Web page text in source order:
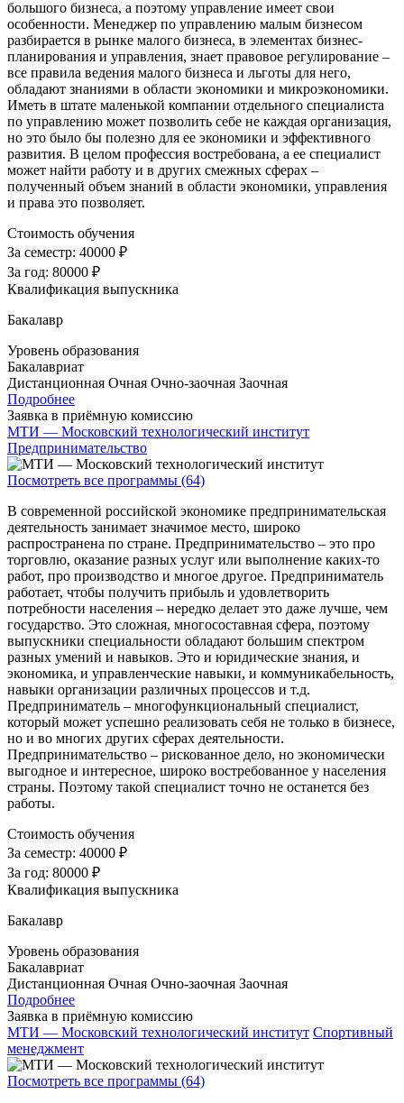
большого бизнеса, а поэтому управление имеет свои
особенности. Менеджер по управлению малым бизнесом
разбирается в рынке малого бизнеса, в элементах бизнес-
планирования и управления, знает правовое регулирование –
все правила ведения малого бизнеса и льготы для него,
обладают знаниями в области экономики и микроэкономики.
Иметь в штате маленькой компании отдельного специалиста
по управлению может позволить себе не каждая организация,
но это было бы полезно для ее экономики и эффективного
развития. В целом профессия востребована, а ее специалист
может найти работу и в других смежных сферах –
полученный объем знаний в области экономики, управления
и права это позволяет.
Стоимость обучения
За семестр: 40000 ₽
За год: 80000 ₽
Квалификация выпускника
Бакалавр
Уровень образования
Бакалавриат
Дистанционная Очная Очно-заочная Заочная
Подробнее
Заявка в приёмную комиссию
МТИ — Московский технологический институт
Предпринимательство
Посмотреть все программы (64)
В современной российской экономике предпринимательская
деятельность занимает значимое место, широко
распространена по стране. Предпринимательство – это про
торговлю, оказание разных услуг или выполнение каких-то
работ, про производство и многое другое. Предприниматель
работает, чтобы получить прибыль и удовлетворить
потребности населения – нередко делает это даже лучше, чем
государство. Это сложная, многосоставная сфера, поэтому
выпускники специальности обладают большим спектром
разных умений и навыков. Это и юридические знания, и
экономика, и управленческие навыки, и коммуникабельность,
навыки организации различных процессов и т.д.
Предприниматель – многофункциональный специалист,
который может успешно реализовать себя не только в бизнесе,
но и во многих других сферах деятельности.
Предпринимательство – рискованное дело, но экономически
выгодное и интересное, широко востребованное у населения
страны. Поэтому такой специалист точно не останется без
работы.
Стоимость обучения
За семестр: 40000 ₽
За год: 80000 ₽
Квалификация выпускника
Бакалавр
Уровень образования
Бакалавриат
Дистанционная Очная Очно-заочная Заочная
Подробнее
Заявка в приёмную комиссию
МТИ — Московский технологический институт Спортивный
менеджмент
Посмотреть все программы (64)